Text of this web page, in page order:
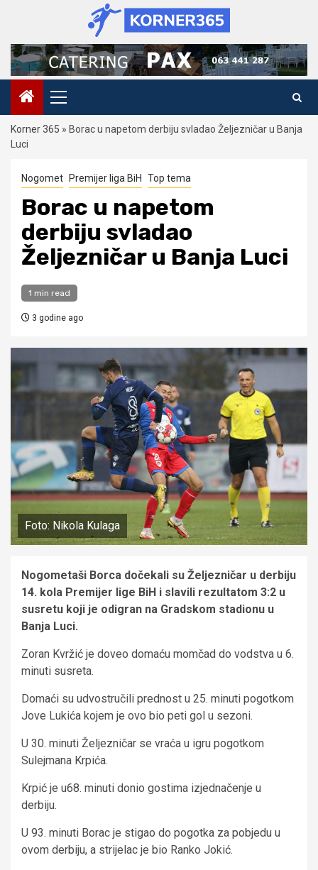
content
Primary
Menu
Korner 365 » Borac u napetom derbiju svladao Željezničar u Banja
Luci
Nogomet Premijer liga BiH Top tema
Borac u napetom
derbiju svladao
Željezničar u Banja Luci
1 min read
3 godine ago
Foto: Nikola Kulaga
Nogometaši Borca dočekali su Željezničar u derbiju
14. kola Premijer lige BiH i slavili rezultatom 3:2 u
susretu koji je odigran na Gradskom stadionu u
Banja Luci.
Zoran Kvržić je doveo domaću momčad do vodstva u 6.
minuti susreta.
Domaći su udvostručili prednost u 25. minuti pogotkom
Jove Lukića kojem je ovo bio peti gol u sezoni.
U 30. minuti Željezničar se vraća u igru pogotkom
Sulejmana Krpića.
Krpić je u68. minuti donio gostima izjednačenje u
derbiju.
U 93. minuti Borac je stigao do pogotka za pobjedu u
ovom derbiju, a strijelac je bio Ranko Jokić.